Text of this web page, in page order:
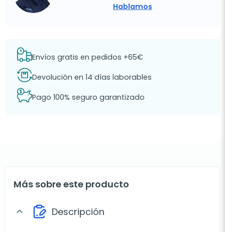
Hablamos
Envíos gratis en pedidos +65€
Devolución en 14 días laborables
Pago 100% seguro garantizado
Más sobre este producto
expand_more Descripción